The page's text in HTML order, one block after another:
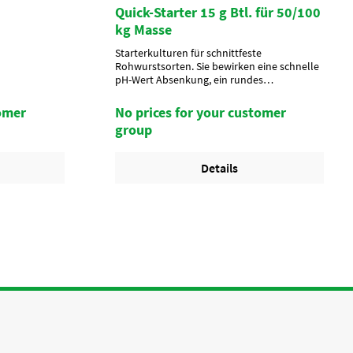
Quick-Starter 15 g Btl. für 50/100
kg Masse
Starterkulturen für schnittfeste
Rohwurstsorten. Sie bewirken eine schnelle
pH-Wert Absenkung, ein rundes
sowie eine stabile natürliche Pökelrotfarbe.
Bei der Verarbeitung von ökologischen
Lebensmitteln dürfen Zubereitungen aus
Lebensmittelherstellung eingesetzt
No prices for your customer
group
Details